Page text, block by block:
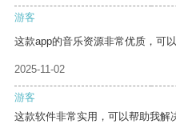
游客
这款app的音乐资源非常优质，可
2025-11-02
游客
这款软件非常实用，可以帮助我解